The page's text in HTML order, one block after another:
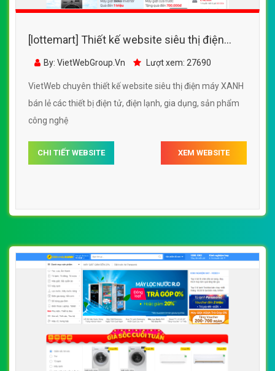
[lottemart] Thiết kế website siêu thị điện
máy XANH đẹp SEO nhanh hiệu quả
By: VietWebGroup.Vn Lượt xem: 27690
VietWeb chuyên thiết kế website siêu thị điện máy XANH
bán lẻ các thiết bị điện tử, điện lạnh, gia dụng, sản phẩm
công nghệ
CHI TIẾT WEBSITE XEM WEBSITE